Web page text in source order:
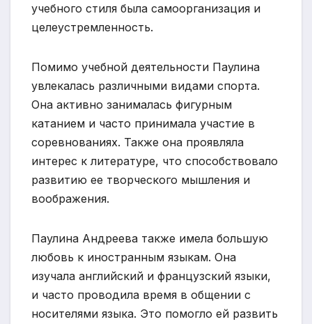
учебного стиля была самоорганизация и
целеустремленность.
Помимо учебной деятельности Паулина
увлекалась различными видами спорта.
Она активно занималась фигурным
катанием и часто принимала участие в
соревнованиях. Также она проявляла
интерес к литературе, что способствовало
развитию ее творческого мышления и
воображения.
Паулина Андреева также имела большую
любовь к иностранным языкам. Она
изучала английский и французский языки,
и часто проводила время в общении с
носителями языка. Это помогло ей развить